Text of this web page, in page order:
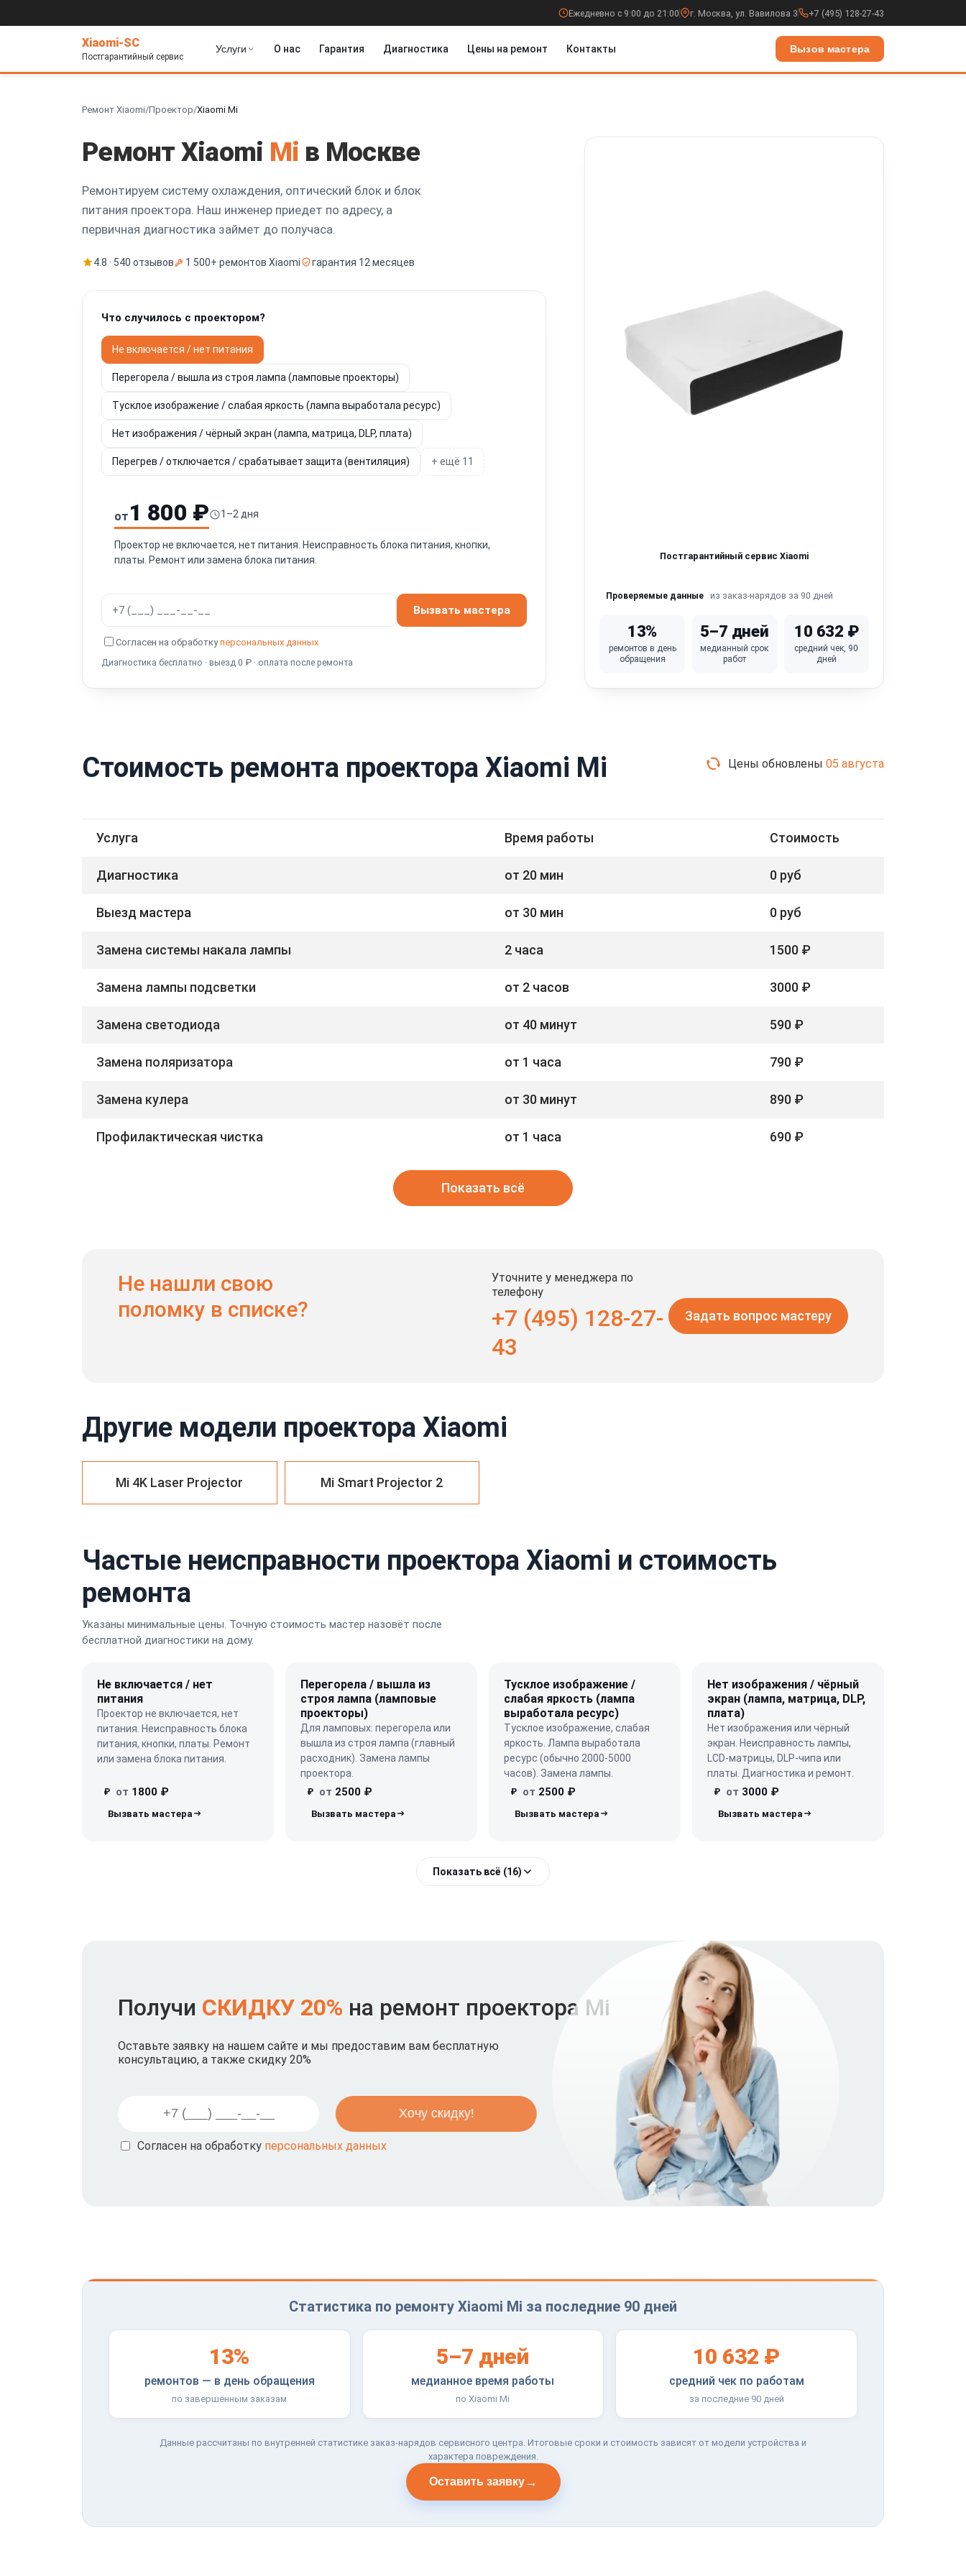
Ежедневно с 9:00 до 21:00 г. Москва, ул. Вавилова 3 +7 (495) 128-27-43
Xiaomi-SC
Постгарантийный сервис
Услуги О нас Гарантия Диагностика Цены на ремонт Контакты Вызов мастера
Ремонт Xiaomi/Проектор/Xiaomi Mi
Ремонт Xiaomi Mi в Москве
Ремонтируем систему охлаждения, оптический блок и блок
питания проектора. Наш инженер приедет по адресу, а
первичная диагностика займет до получаса.
4.8 · 540 отзывов 1 500+ ремонтов Xiaomi гарантия 12 месяцев
Что случилось с проектором?
Не включается / нет питания
Перегорела / вышла из строя лампа (ламповые проекторы)
Тусклое изображение / слабая яркость (лампа выработала ресурс)
Нет изображения / чёрный экран (лампа, матрица, DLP, плата)
Перегрев / отключается / срабатывает защита (вентиляция) + ещё 11
от 1 800 ₽ 1–2 дня
Проектор не включается, нет питания. Неисправность блока питания, кнопки,
платы. Ремонт или замена блока питания.
Вызвать мастера
Согласен на обработкуперсональных данных
Диагностика бесплатно · выезд 0 ₽ · оплата после ремонта
Постгарантийный сервис Xiaomi
Проверяемые данные из заказ-нарядов за 90 дней
13%
ремонтов в день
обращения
5–7 дней
медианный срок
работ
10 632 ₽
средний чек, 90
дней
Стоимость ремонта проектора Xiaomi Mi Цены обновлены 05 августа
Услуга Время работы Стоимость
Диагностика от 20 мин 0 руб
Выезд мастера от 30 мин 0 руб
Замена системы накала лампы 2 часа 1500 ₽
Замена лампы подсветки от 2 часов 3000 ₽
Замена светодиода от 40 минут 590 ₽
Замена поляризатора от 1 часа 790 ₽
Замена кулера от 30 минут 890 ₽
Профилактическая чистка от 1 часа 690 ₽
Показать всё
Не нашли свою
поломку в списке?
Уточните у менеджера по
телефону
+7 (495) 128-27-
43
Задать вопрос мастеру
Другие модели проектора Xiaomi
Mi 4K Laser Projector Mi Smart Projector 2
Частые неисправности проектора Xiaomi и стоимость
ремонта
Указаны минимальные цены. Точную стоимость мастер назовёт после
бесплатной диагностики на дому.
Не включается / нет
питания
Проектор не включается, нет
питания. Неисправность блока
питания, кнопки, платы. Ремонт
или замена блока питания.
₽ от 1800 ₽
Перегорела / вышла из
строя лампа (ламповые
проекторы)
Для ламповых: перегорела или
вышла из строя лампа (главный
расходник). Замена лампы
проектора.
₽ от 2500 ₽
Тусклое изображение /
слабая яркость (лампа
выработала ресурс)
Тусклое изображение, слабая
яркость. Лампа выработала
ресурс (обычно 2000-5000
часов). Замена лампы.
₽ от 2500 ₽
Нет изображения / чёрный
экран (лампа, матрица, DLP,
плата)
Нет изображения или чёрный
экран. Неисправность лампы,
LCD-матрицы, DLP-чипа или
платы. Диагностика и ремонт.
₽ от 3000 ₽
Показать всё (16)
Получи СКИДКУ 20% на ремонт проектора Mi
Оставьте заявку на нашем сайте и мы предоставим вам бесплатную
консультацию, а также скидку 20%
Согласен на обработку персональных данных
Статистика по ремонту Xiaomi Mi за последние 90 дней
13%
ремонтов — в день обращения
по завершённым заказам
5–7 дней
медианное время работы
по Xiaomi Mi
10 632 ₽
средний чек по работам
за последние 90 дней
Данные рассчитаны по внутренней статистике заказ-нарядов сервисного центра. Итоговые сроки и стоимость зависят от модели устройства и
характера повреждения.
Оставить заявку→